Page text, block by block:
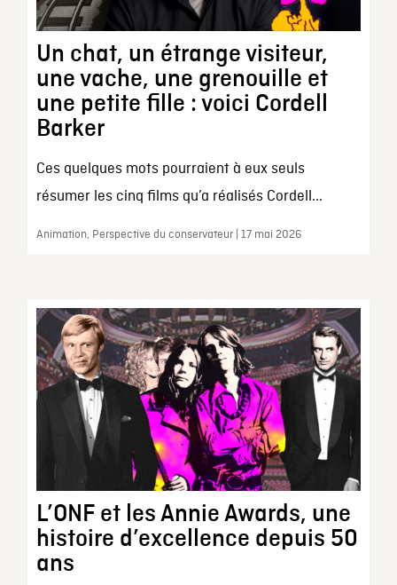
Un chat, un étrange visiteur,
une vache, une grenouille et
une petite fille : voici Cordell
Barker
Ces quelques mots pourraient à eux seuls
résumer les cinq films qu’a réalisés Cordell...
Animation, Perspective du conservateur | 17 mai 2026
L’ONF et les Annie Awards, une
histoire d’excellence depuis 50
ans